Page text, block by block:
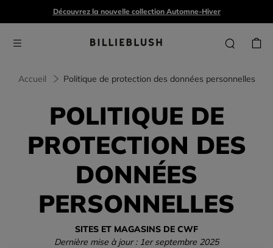
Découvrez la nouvelle collection Automne-Hiver
Accueil Politique de protection des données personnelles
POLITIQUE DE
PROTECTION DES
DONNÉES
PERSONNELLES
SITES ET MAGASINS DE CWF
Dernière mise à jour : 1er septembre 2025